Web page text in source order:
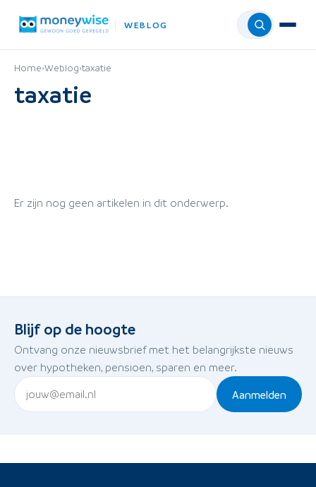
WEBLOG Menu
Home›Weblog›taxatie
taxatie
Er zijn nog geen artikelen in dit onderwerp.
Blijf op de hoogte
Ontvang onze nieuwsbrief met het belangrijkste nieuws
over hypotheken, pensioen, sparen en meer.
Aanmelden